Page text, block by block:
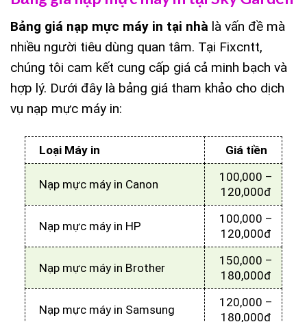
Bảng giá nạp mực máy in tại nhà là vấn đề mà
nhiều người tiêu dùng quan tâm. Tại Fixcntt,
chúng tôi cam kết cung cấp giá cả minh bạch và
hợp lý. Dưới đây là bảng giá tham khảo cho dịch
vụ nạp mực máy in:
Loại Máy in Giá tiền
Nạp mực máy in Canon
100,000 –
120,000đ
Nạp mực máy in HP
100,000 –
120,000đ
Nạp mực máy in Brother
150,000 –
180,000đ
Nạp mực máy in Samsung
120,000 –
180,000đ